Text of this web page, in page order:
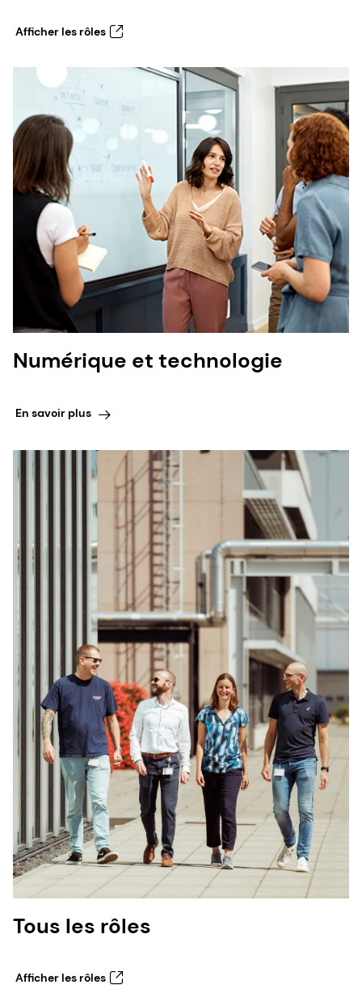
Afficher les rôles
Numérique et technologie
En savoir plus
Tous les rôles
Afficher les rôles